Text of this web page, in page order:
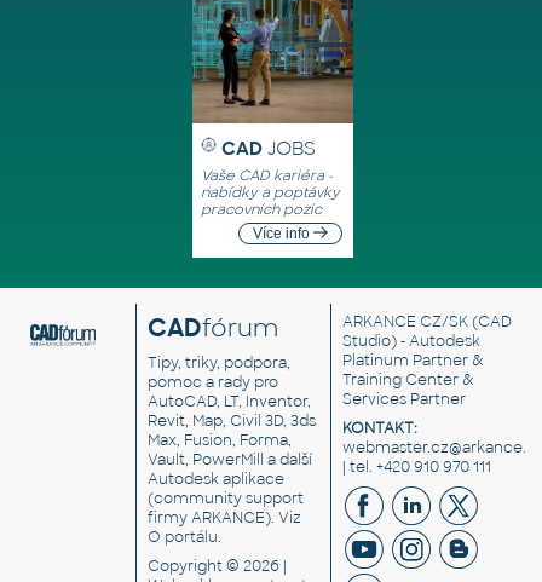
CAD JOBS
Vaše CAD kariéra -
nabídky a poptávky
pracovních pozic
Více info
CADfórum
Tipy, triky, podpora,
pomoc a rady pro
AutoCAD, LT, Inventor,
Revit, Map, Civil 3D, 3ds
Max, Fusion, Forma,
Vault, PowerMill a další
Autodesk aplikace
(community support
firmy ARKANCE). Viz
O portálu.
Copyright © 2026 |
ARKANCE CZ/SK(CAD
Studio) - Autodesk
Platinum Partner &
Training Center &
Services Partner
KONTAKT:
| tel. +420 910 970 111